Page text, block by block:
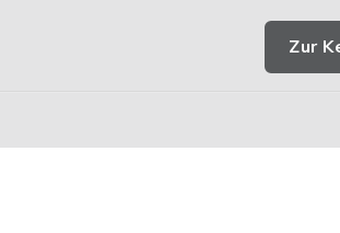
Zur